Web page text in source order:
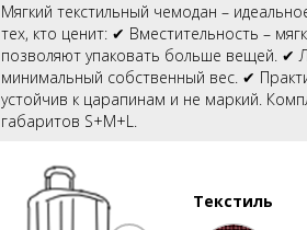
Мягкий текстильный чемодан –
тех, кто ценит: ✔ Вместительность –
позволяют упаковать больше вещей. ✔
минимальный собственный вес. ✔
устойчив к царапинам и не маркий.
габаритов S+M+L.
Текстиль